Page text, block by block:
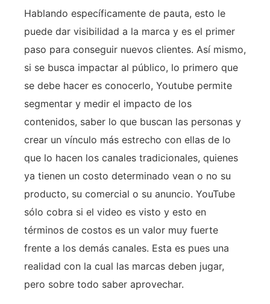
Hablando específicamente de pauta, esto le
puede dar visibilidad a la marca y es el primer
paso para conseguir nuevos clientes. Así mismo,
si se busca impactar al público, lo primero que
se debe hacer es conocerlo, Youtube permite
segmentar y medir el impacto de los
contenidos, saber lo que buscan las personas y
crear un vínculo más estrecho con ellas de lo
que lo hacen los canales tradicionales, quienes
ya tienen un costo determinado vean o no su
producto, su comercial o su anuncio. YouTube
sólo cobra si el video es visto y esto en
términos de costos es un valor muy fuerte
frente a los demás canales. Esta es pues una
realidad con la cual las marcas deben jugar,
pero sobre todo saber aprovechar.